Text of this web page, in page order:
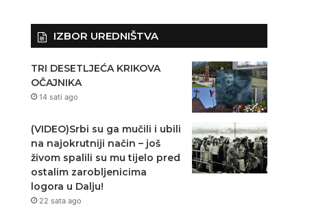
IZBOR UREDNIŠTVA
TRI DESETLJEĆA KRIKOVA
OČAJNIKA
14 sati ago
(VIDEO)Srbi su ga mučili i ubili
na najokrutniji način – još
živom spalili su mu tijelo pred
ostalim zarobljenicima
logora u Dalju!
22 sata ago